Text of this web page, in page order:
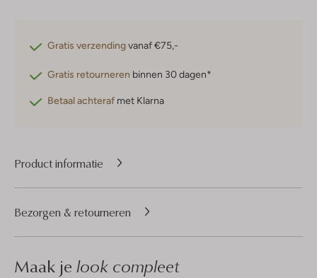
Gratis verzendingvanaf €75,-
Gratis retourneren binnen 30 dagen*
Betaal achteraf met Klarna
Product informatie
Bezorgen & retourneren
Maak je look compleet